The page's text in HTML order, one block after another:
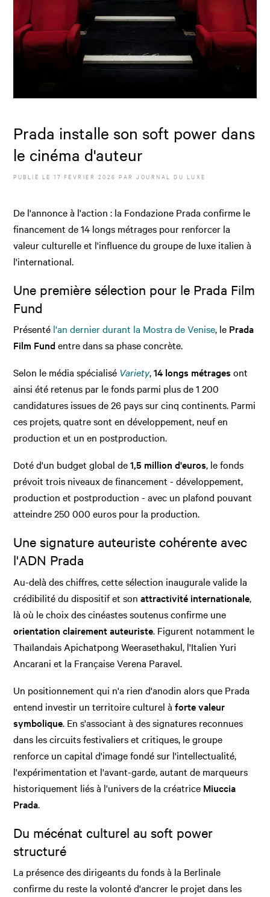
Prada installe son soft power dans
le cinéma d'auteur
PUBLIÉ LE17 FÉVRIER 2026 PAR JOURNAL DU LUXE
De l'annonce à l'action : la Fondazione Prada confirme le
financement de 14 longs métrages pour renforcer la
valeur culturelle et l'influence du groupe de luxe italien à
l'international.
Une première sélection pour le Prada Film
Fund
Présenté l'an dernier durant la Mostra de Venise, le Prada
Film Fundentre dans sa phase concrète.
Selon le média spécialisé Variety,14 longs métrages ont
ainsi été retenus par le fonds parmi plus de 1 200
candidatures issues de 26 pays sur cinq continents. Parmi
ces projets, quatre sont en développement, neuf en
production et un en postproduction.
Doté d'un budget global de1,5 million d'euros, le fonds
prévoit trois niveaux de financement - développement,
production et postproduction - avec un plafond pouvant
atteindre 250 000 euros pour la production.
Une signature auteuriste cohérente avec
l'ADN Prada
Au-delà des chiffres, cette sélection inaugurale valide la
crédibilité du dispositif et sonattractivité internationale,
là où le choix des cinéastes soutenus confirme une
orientation clairement auteuriste. Figurent notamment le
Thaïlandais Apichatpong Weerasethakul, l'Italien Yuri
Ancarani et la Française Verena Paravel.
Un positionnement qui n'a rien d'anodin alors que Prada
entend investir un territoire culturel àforte valeur
symbolique. En s'associant à des signatures reconnues
dans les circuits festivaliers et critiques, le groupe
renforce un capital d'image fondé sur l'intellectualité,
l'expérimentation et l'avant-garde, autant de marqueurs
historiquement liés à l'univers de la créatrice Miuccia
Prada.
Du mécénat culturel au soft power
structuré
La présence des dirigeants du fonds à la Berlinale
confirme du reste la volonté d'ancrer le projet dans les